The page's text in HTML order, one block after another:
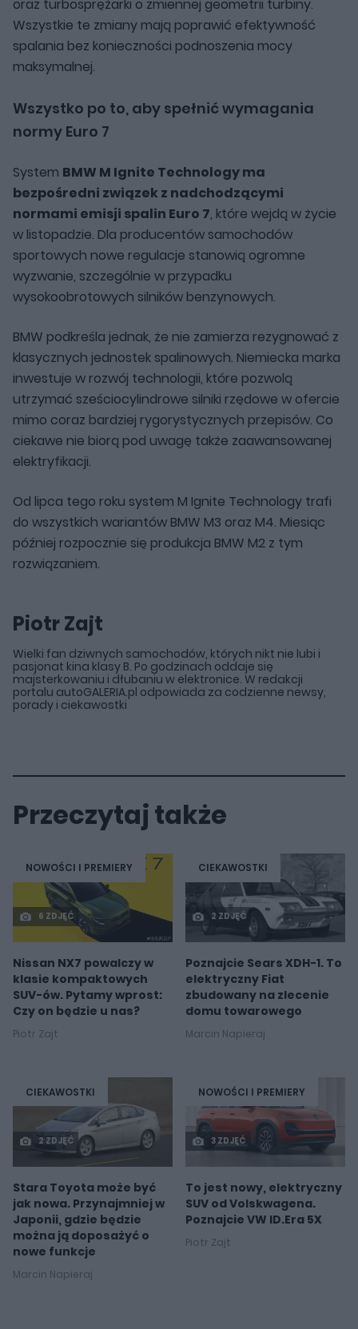
oraz turbosprężarki o zmiennej geometrii turbiny.
Wszystkie te zmiany mają poprawić efektywność
spalania bez konieczności podnoszenia mocy
maksymalnej.
Wszystko po to, aby spełnić wymagania
normy Euro 7
System BMW M Ignite Technology ma
bezpośredni związek z nadchodzącymi
normami emisji spalin Euro 7, które wejdą w życie
w listopadzie. Dla producentów samochodów
sportowych nowe regulacje stanowią ogromne
wyzwanie, szczególnie w przypadku
wysokoobrotowych silników benzynowych.
BMW podkreśla jednak, że nie zamierza rezygnować z
klasycznych jednostek spalinowych. Niemiecka marka
inwestuje w rozwój technologii, które pozwolą
utrzymać sześciocylindrowe silniki rzędowe w ofercie
mimo coraz bardziej rygorystycznych przepisów. Co
ciekawe nie biorą pod uwagę także zaawansowanej
elektryfikacji.
Od lipca tego roku system M Ignite Technology trafi
do wszystkich wariantów BMW M3 oraz M4. Miesiąc
później rozpocznie się produkcja BMW M2 z tym
rozwiązaniem.
Piotr Zajt
Wielki fan dziwnych samochodów, których nikt nie lubi i
pasjonat kina klasy B. Po godzinach oddaje się
majsterkowaniu i dłubaniu w elektronice. W redakcji
portalu autoGALERIA.pl odpowiada za codzienne newsy,
porady i ciekawostki
Przeczytaj także
NOWOŚCI I PREMIERY
6 ZDJĘĆ
Nissan NX7 powalczy w
klasie kompaktowych
SUV-ów. Pytamy wprost:
Czy on będzie u nas?
Piotr Zajt
CIEKAWOSTKI
2 ZDJĘĆ
Poznajcie Sears XDH-1. To
elektryczny Fiat
zbudowany na zlecenie
domu towarowego
Marcin Napieraj
CIEKAWOSTKI
2 ZDJĘĆ
Stara Toyota może być
jak nowa. Przynajmniej w
Japonii, gdzie będzie
można ją doposażyć o
nowe funkcje
Marcin Napieraj
NOWOŚCI I PREMIERY
3 ZDJĘĆ
To jest nowy, elektryczny
SUV od Volskwagena.
Poznajcie VW ID.Era 5X
Piotr Zajt